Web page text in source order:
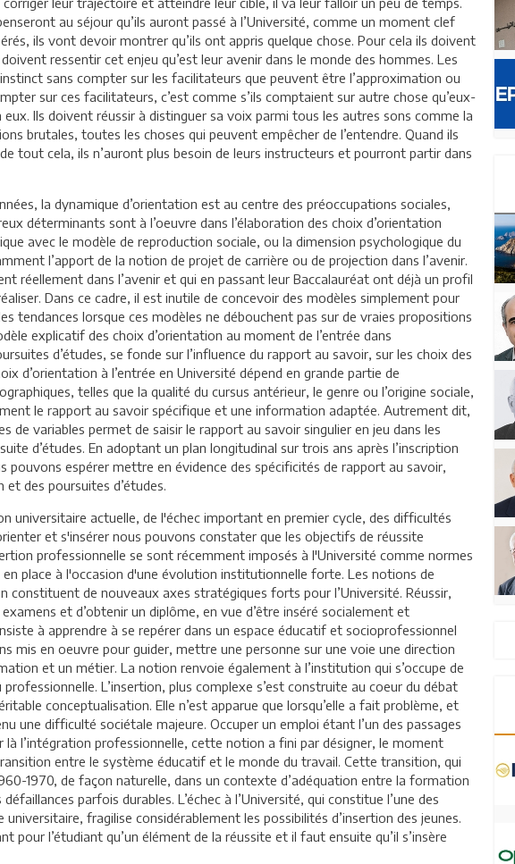
au séjour qu’ils auront passé à l’Université, comme un moment clef
ils vont devoir montrer qu’ils ont appris quelque chose. Pour cela ils doivent
ressentir cet enjeu qu’est leur avenir dans le monde des hommes. Les
sans compter sur les facilitateurs que peuvent être l’approximation ou
sur ces facilitateurs, c’est comme s’ils comptaient sur autre chose qu’eux-
Ils doivent réussir à distinguer sa voix parmi tous les autres sons comme la
brutales, toutes les choses qui peuvent empêcher de l’entendre. Quand ils
tout cela, ils n’auront plus besoin de leurs instructeurs et pourront partir dans
la dynamique d’orientation est au centre des préoccupations sociales,
déterminants sont à l’oeuvre dans l’élaboration des choix d’orientation
avec le modèle de reproduction sociale, ou la dimension psychologique du
l’apport de la notion de projet de carrière ou de projection dans l’avenir.
réellement dans l’avenir et qui en passant leur Baccalauréat ont déjà un profil
Dans ce cadre, il est inutile de concevoir des modèles simplement pour
tendances lorsque ces modèles ne débouchent pas sur de vraies propositions
explicatif des choix d’orientation au moment de l’entrée dans
d’études, se fonde sur l’influence du rapport au savoir, sur les choix des
d’orientation à l’entrée en Université dépend en grande partie de
telles que la qualité du cursus antérieur, le genre ou l’origine sociale,
le rapport au savoir spécifique et une information adaptée. Autrement dit,
de variables permet de saisir le rapport au savoir singulier en jeu dans les
d’études. En adoptant un plan longitudinal sur trois ans après l’inscription
pouvons espérer mettre en évidence des spécificités de rapport au savoir,
des poursuites d’études.
universitaire actuelle, de l'échec important en premier cycle, des difficultés
et s'insérer nous pouvons constater que les objectifs de réussite
professionnelle se sont récemment imposés à l'Université comme normes
place à l'occasion d'une évolution institutionnelle forte. Les notions de
constituent de nouveaux axes stratégiques forts pour l’Université. Réussir,
et d’obtenir un diplôme, en vue d’être inséré socialement et
à apprendre à se repérer dans un espace éducatif et socioprofessionnel
mis en oeuvre pour guider, mettre une personne sur une voie une direction
et un métier. La notion renvoie également à l’institution qui s’occupe de
L’insertion, plus complexe s’est construite au coeur du débat
conceptualisation. Elle n’est apparue que lorsqu’elle a fait problème, et
une difficulté sociétale majeure. Occuper un emploi étant l’un des passages
là l’intégration professionnelle, cette notion a fini par désigner, le moment
entre le système éducatif et le monde du travail. Cette transition, qui
1970, de façon naturelle, dans un contexte d’adéquation entre la formation
parfois durables. L’échec à l’Université, qui constitue l’une des
fragilise considérablement les possibilités d’insertion des jeunes.
pour l’étudiant qu’un élément de la réussite et il faut ensuite qu’il s’insère